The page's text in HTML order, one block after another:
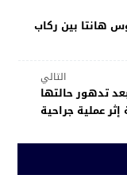
هانتا بين ركاب
التالي
تدهور حالتها
عملية جراحية